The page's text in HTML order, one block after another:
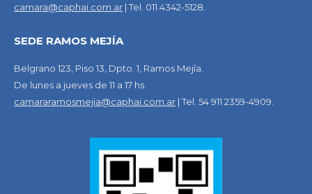
camara@caphai.com.ar | Tel. 011 4342-5128.
SEDE RAMOS MEJÍA
Belgrano 123, Piso 13, Dpto. 1, Ramos Mejía.
De lunes a jueves de 11 a 17 hs.
camararamosmejia@caphai.com.ar | Tel. 54 911 2359-4909.